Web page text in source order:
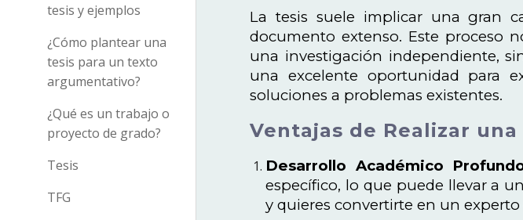
tesis y ejemplos
¿Cómo plantear una
tesis para un texto
argumentativo?
¿Qué es un trabajo o
proyecto de grado?
Tesis
TFG
La tesis suele implicar una gran
documento extenso. Este proceso
una investigación independiente,
una excelente oportunidad para
soluciones a problemas existentes.
Ventajas de Realizar una
Desarrollo Académico
específico, lo que puede llevar a
y quieres convertirte en un